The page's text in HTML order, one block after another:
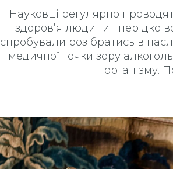
Науковці регулярно
здоров’я людини і нерідко
спробували розібратись в
медичної точки зору
організму.